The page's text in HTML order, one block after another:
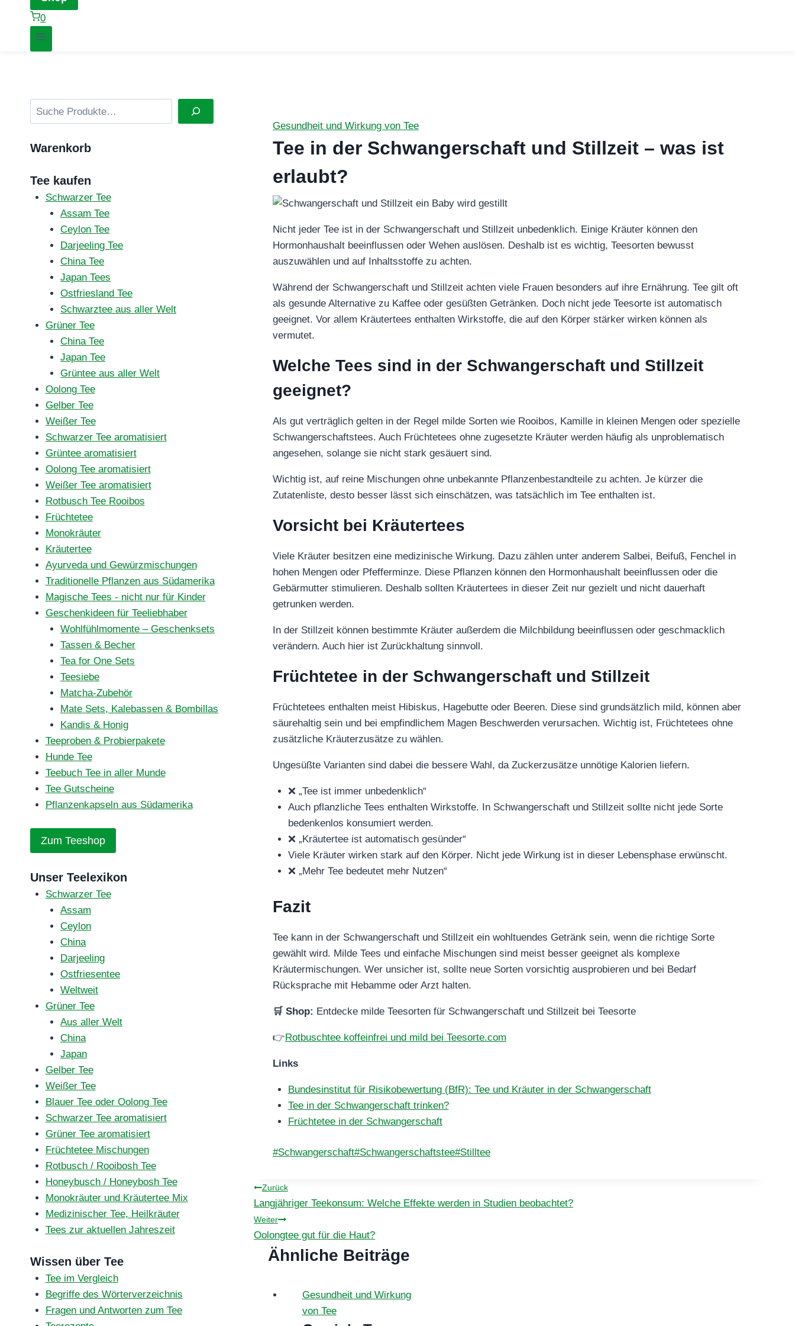
0
Gesundheit und Wirkung von Tee
Tee in der Schwangerschaft und Stillzeit – was ist
erlaubt?
Nicht jeder Tee ist in der Schwangerschaft und Stillzeit unbedenklich. Einige Kräuter können den
Hormonhaushalt beeinflussen oder Wehen auslösen. Deshalb ist es wichtig, Teesorten bewusst
auszuwählen und auf Inhaltsstoffe zu achten.
Während der Schwangerschaft und Stillzeit achten viele Frauen besonders auf ihre Ernährung. Tee gilt oft
als gesunde Alternative zu Kaffee oder gesüßten Getränken. Doch nicht jede Teesorte ist automatisch
geeignet. Vor allem Kräutertees enthalten Wirkstoffe, die auf den Körper stärker wirken können als
vermutet.
Welche Tees sind in der Schwangerschaft und Stillzeit
geeignet?
Als gut verträglich gelten in der Regel milde Sorten wie Rooibos, Kamille in kleinen Mengen oder spezielle
Schwangerschaftstees. Auch Früchtetees ohne zugesetzte Kräuter werden häufig als unproblematisch
angesehen, solange sie nicht stark gesäuert sind.
Wichtig ist, auf reine Mischungen ohne unbekannte Pflanzenbestandteile zu achten. Je kürzer die
Zutatenliste, desto besser lässt sich einschätzen, was tatsächlich im Tee enthalten ist.
Vorsicht bei Kräutertees
Viele Kräuter besitzen eine medizinische Wirkung. Dazu zählen unter anderem Salbei, Beifuß, Fenchel in
hohen Mengen oder Pfefferminze. Diese Pflanzen können den Hormonhaushalt beeinflussen oder die
Gebärmutter stimulieren. Deshalb sollten Kräutertees in dieser Zeit nur gezielt und nicht dauerhaft
getrunken werden.
In der Stillzeit können bestimmte Kräuter außerdem die Milchbildung beeinflussen oder geschmacklich
verändern. Auch hier ist Zurückhaltung sinnvoll.
Früchtetee in der Schwangerschaft und Stillzeit
Früchtetees enthalten meist Hibiskus, Hagebutte oder Beeren. Diese sind grundsätzlich mild, können aber
säurehaltig sein und bei empfindlichem Magen Beschwerden verursachen. Wichtig ist, Früchtetees ohne
zusätzliche Kräuterzusätze zu wählen.
Ungesüßte Varianten sind dabei die bessere Wahl, da Zuckerzusätze unnötige Kalorien liefern.
❌ „Tee ist immer unbedenklich“
Auch pflanzliche Tees enthalten Wirkstoffe. In Schwangerschaft und Stillzeit sollte nicht jede Sorte
bedenkenlos konsumiert werden.
❌ „Kräutertee ist automatisch gesünder“
Viele Kräuter wirken stark auf den Körper. Nicht jede Wirkung ist in dieser Lebensphase erwünscht.
❌ „Mehr Tee bedeutet mehr Nutzen“
Fazit
Tee kann in der Schwangerschaft und Stillzeit ein wohltuendes Getränk sein, wenn die richtige Sorte
gewählt wird. Milde Tees und einfache Mischungen sind meist besser geeignet als komplexe
Kräutermischungen. Wer unsicher ist, sollte neue Sorten vorsichtig ausprobieren und bei Bedarf
Rücksprache mit Hebamme oder Arzt halten.
🛒 Shop: Entdecke milde Teesorten für Schwangerschaft und Stillzeit bei Teesorte
👉Rotbuschtee koffeinfrei und mild bei Teesorte.com
Links
Bundesinstitut für Risikobewertung (BfR): Tee und Kräuter in der Schwangerschaft
Tee in der Schwangerschaft trinken?
Früchtetee in der Schwangerschaft
Schlagworte:
#Schwangerschaft#Schwangerschaftstee#Stilltee
Beitragsnavigation
Zurück
Langjähriger Teekonsum: Welche Effekte werden in Studien beobachtet?
Weiter
Oolongtee gut für die Haut?
Ähnliche Beiträge
Gesundheit und Wirkung
von Tee
Suchen
Warenkorb
Tee kaufen
Schwarzer Tee
Assam Tee
Ceylon Tee
Darjeeling Tee
China Tee
Japan Tees
Ostfriesland Tee
Schwarztee aus aller Welt
Grüner Tee
China Tee
Japan Tee
Grüntee aus aller Welt
Oolong Tee
Gelber Tee
Weißer Tee
Schwarzer Tee aromatisiert
Grüntee aromatisiert
Oolong Tee aromatisiert
Weißer Tee aromatisiert
Rotbusch Tee Rooibos
Früchtetee
Monokräuter
Kräutertee
Ayurveda und Gewürzmischungen
Traditionelle Pflanzen aus Südamerika
Magische Tees - nicht nur für Kinder
Geschenkideen für Teeliebhaber
Wohlfühlmomente – Geschenksets
Tassen & Becher
Tea for One Sets
Teesiebe
Matcha-Zubehör
Mate Sets, Kalebassen & Bombillas
Kandis & Honig
Teeproben & Probierpakete
Hunde Tee
Teebuch Tee in aller Munde
Tee Gutscheine
Pflanzenkapseln aus Südamerika
Zum Teeshop
Unser Teelexikon
Schwarzer Tee
Assam
Ceylon
China
Darjeeling
Ostfriesentee
Weltweit
Grüner Tee
Aus aller Welt
China
Japan
Gelber Tee
Weißer Tee
Blauer Tee oder Oolong Tee
Schwarzer Tee aromatisiert
Grüner Tee aromatisiert
Früchtetee Mischungen
Rotbusch / Rooibosh Tee
Honeybusch / Honeybosh Tee
Monokräuter und Kräutertee Mix
Medizinischer Tee, Heilkräuter
Tees zur aktuellen Jahreszeit
Wissen über Tee
Tee im Vergleich
Begriffe des Wörterverzeichnis
Fragen und Antworten zum Tee